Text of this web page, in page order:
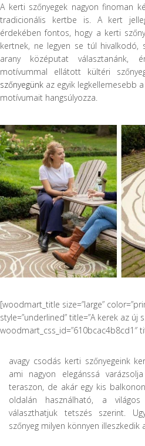
A kerti szőnyegek nagyon finoman
tradicionális kertbe is. A kert
érdekében fontos, hogy a kerti
kertnek, ne legyen se túl
arany középutat választanánk,
motívummal ellátott kültéri
szőnyegünk az egyik legkellemesebb
motívumait hangsúlyozza.
[woodmart_title size=”large”
style=”underlined” title=”A kerek az új
woodmart_css_id=”610bcac4b8cd1″
avagy csodás kerti szőnyegeink
ami nagyon elegánssá
teraszon, de akár egy kis
oldalán használható, a
választhatjuk tetszés szerint.
szőnyeg milyen könnyen illeszkedik